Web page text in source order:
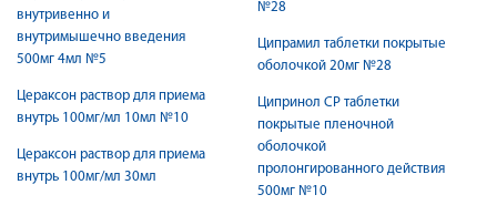
внутривенно и
внутримышечно введения
500мг 4мл №5
Цераксон раствор для приема
внутрь 100мг/мл 10мл №10
Цераксон раствор для приема
внутрь 100мг/мл 30мл
№28
Ципрамил таблетки покрытые
оболочкой 20мг №28
Ципринол СР таблетки
покрытые пленочной
оболочкой
пролонгированного действия
500мг №10